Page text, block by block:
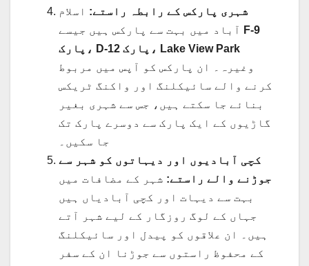
شہری پارکس کے رابطہ راستے: اسلام
F-9
پارک، D-12 پارک، Lake View Park
وغیرہ۔ ان پارکس کو آپس میں مربوط
کرنے والے سائیکلنگ اور واکنگ ٹریکس
بنائے جا سکتے ہیں، جس سے شہری بغیر
گاڑیوں کے ایک پارک سے دوسرے پارک تک
جا سکیں۔
کچی آبادیوں اور دیہاتوں کو شہر سے
جوڑنے والے راستے: شہر کے مضافات میں
بہت سے دیہات اور کچی آبادیاں ہیں
جہاں کے لوگ روزگار کے لیے شہر آتے
ہیں۔ ان علاقوں کو پیدل اور سائیکلنگ
کے محفوظ راستوں سے جوڑنا ان کے سفر